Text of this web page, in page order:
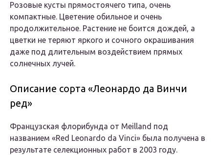
Розовые кусты прямостоячего типа, очень
компактные. Цветение обильное и очень
продолжительное. Растение не боится дождей, а
цветки не теряют яркого и сочного окрашивания
даже под длительным воздействием прямых
солнечных лучей.
Описание сорта «Леонардо да Винчи
ред»
Французская флорибунда от Meilland под
названием «Red Leonardo da Vinci» была получена в
результате селекционных работ в 2003 году.